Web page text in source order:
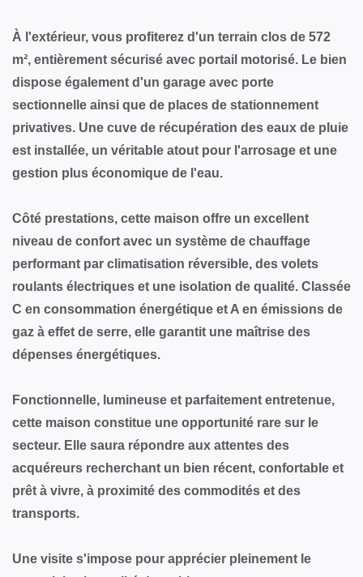
À l'extérieur, vous profiterez d'un terrain clos de 572
m², entièrement sécurisé avec portail motorisé. Le bien
dispose également d'un garage avec porte
sectionnelle ainsi que de places de stationnement
privatives. Une cuve de récupération des eaux de pluie
est installée, un véritable atout pour l'arrosage et une
gestion plus économique de l'eau.
Côté prestations, cette maison offre un excellent
niveau de confort avec un système de chauffage
performant par climatisation réversible, des volets
roulants électriques et une isolation de qualité. Classée
C en consommation énergétique et A en émissions de
gaz à effet de serre, elle garantit une maîtrise des
dépenses énergétiques.
Fonctionnelle, lumineuse et parfaitement entretenue,
cette maison constitue une opportunité rare sur le
secteur. Elle saura répondre aux attentes des
acquéreurs recherchant un bien récent, confortable et
prêt à vivre, à proximité des commodités et des
transports.
Une visite s'impose pour apprécier pleinement le